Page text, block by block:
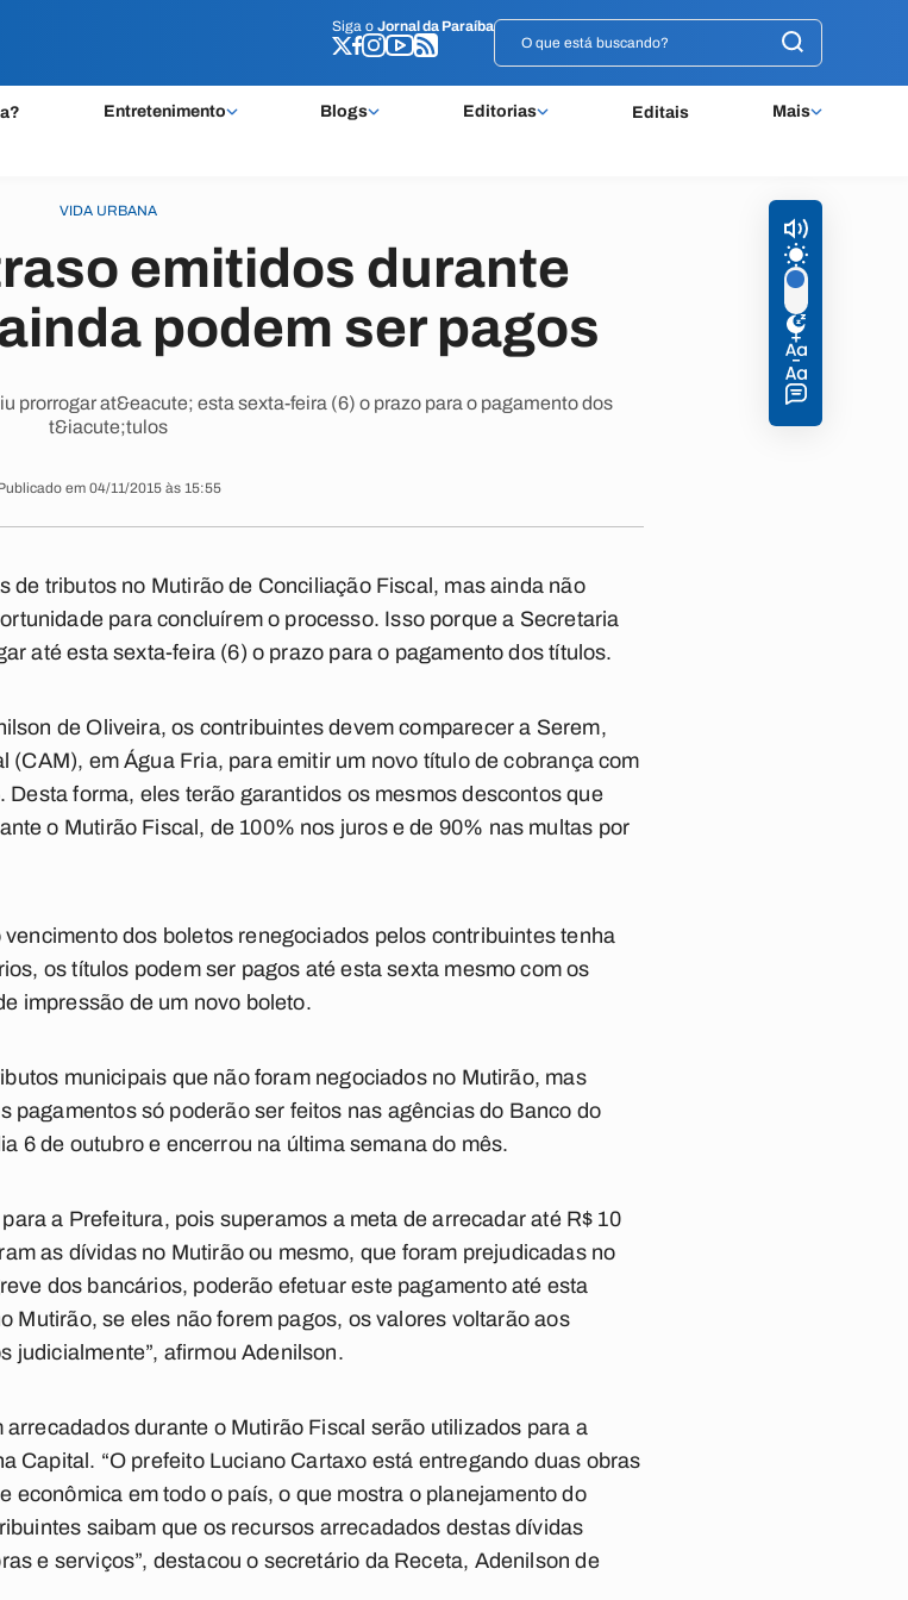
Siga o Jornal da Paraíba
Entretenimento Blogs Editorias Editais Mais
Siga o Jornal da Paraíba
VIDA URBANA
emitidos durante
podem ser pagos
prorrogar at&eacute; esta sexta-feira (6) o prazo para o pagamento dos
t&iacute;tulos
em 04/11/2015 às 15:55
de tributos no Mutirão de Conciliação Fiscal, mas ainda não
para concluírem o processo. Isso porque a Secretaria
até esta sexta-feira (6) o prazo para o pagamento dos títulos.
de Oliveira, os contribuintes devem comparecer a Serem,
(CAM), em Água Fria, para emitir um novo título de cobrança com
forma, eles terão garantidos os mesmos descontos que
o Mutirão Fiscal, de 100% nos juros e de 90% nas multas por
dos boletos renegociados pelos contribuintes tenha
os títulos podem ser pagos até esta sexta mesmo com os
impressão de um novo boleto.
municipais que não foram negociados no Mutirão, mas
pagamentos só poderão ser feitos nas agências do Banco do
6 de outubro e encerrou na última semana do mês.
a Prefeitura, pois superamos a meta de arrecadar até R$ 10
as dívidas no Mutirão ou mesmo, que foram prejudicadas no
dos bancários, poderão efetuar este pagamento até esta
Mutirão, se eles não forem pagos, os valores voltarão aos
judicialmente”, afirmou Adenilson.
durante o Mutirão Fiscal serão utilizados para a
Capital. “O prefeito Luciano Cartaxo está entregando duas obras
econômica em todo o país, o que mostra o planejamento do
saibam que os recursos arrecadados destas dívidas
e serviços”, destacou o secretário da Receta, Adenilson de